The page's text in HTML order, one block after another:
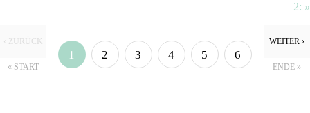
2: »
‹ ZURÜCK
« START
1 2 3 4 5 6
WEITER ›
ENDE »